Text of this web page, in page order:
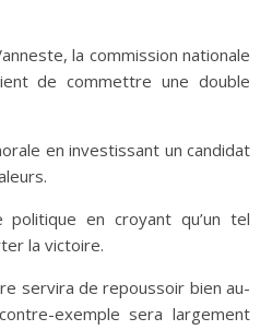
la commission nationale
de commettre une double
en investissant un candidat
en croyant qu’un tel
la victoire.
servira de repoussoir bien au-
exemple sera largement